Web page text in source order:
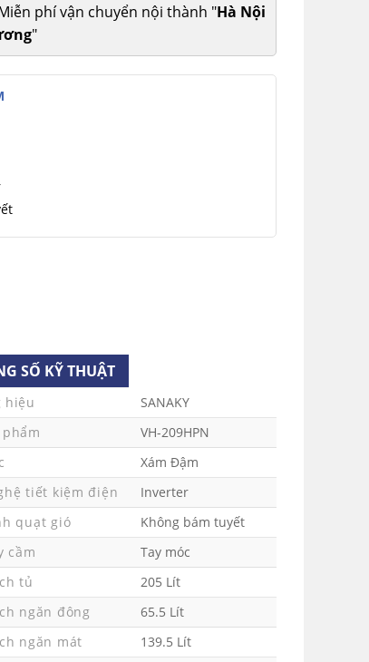
phí vận chuyển nội thành "Hà Nội
"
SỐ KỸ THUẬT
hiệu
SANAKY
VH-209HPN
Xám Đậm
tiết kiệm điện
Inverter
quạt gió
Không bám tuyết
cầm
Tay móc
tủ
205 Lít
ngăn đông
65.5 Lít
ngăn mát
139.5 Lít